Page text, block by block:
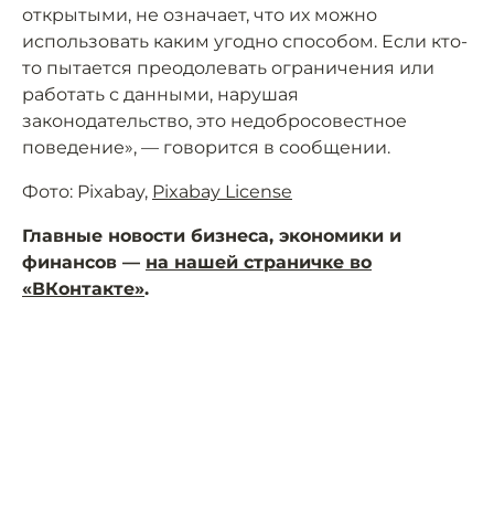
открытыми, не означает, что их можно
использовать каким угодно способом. Если кто-
то пытается преодолевать ограничения или
работать с данными, нарушая
законодательство, это недобросовестное
поведение», — говорится в сообщении.
Фото: Pixabay, Pixabay License
Главные новости бизнеса, экономики и
финансов — на нашей страничке во
«ВКонтакте».